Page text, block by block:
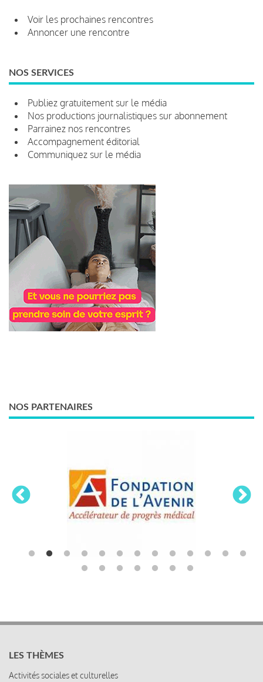
Voir les prochaines rencontres
Annoncer une rencontre
NOS SERVICES
Publiez gratuitement sur le média
Nos productions journalistiques sur abonnement
Parrainez nos rencontres
Accompagnement éditorial
Communiquez sur le média
NOS PARTENAIRES
LES THÈMES
Activités sociales et culturelles